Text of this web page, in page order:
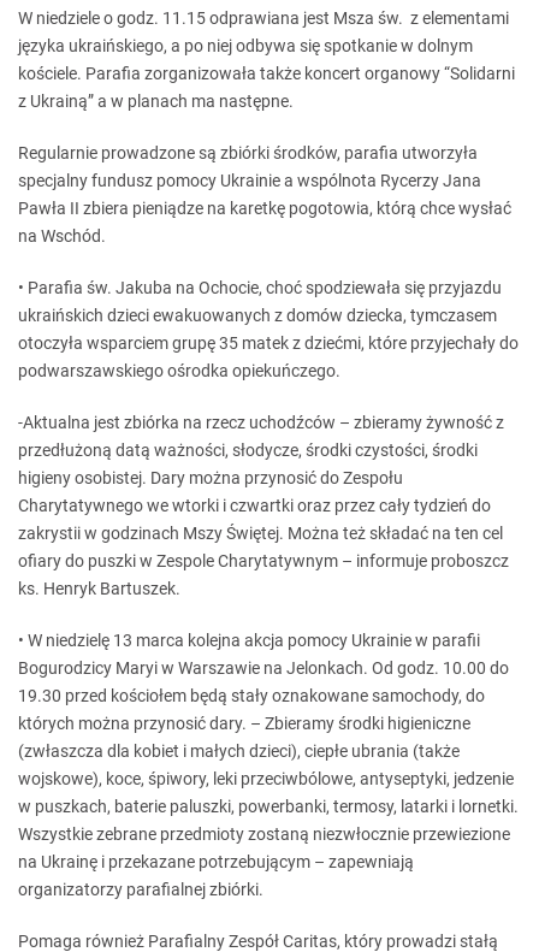
W niedziele o godz. 11.15 odprawiana jest Msza św. z elementami
języka ukraińskiego, a po niej odbywa się spotkanie w dolnym
kościele. Parafia zorganizowała także koncert organowy “Solidarni
z Ukrainą” a w planach ma następne.
Regularnie prowadzone są zbiórki środków, parafia utworzyła
specjalny fundusz pomocy Ukrainie a wspólnota Rycerzy Jana
Pawła II zbiera pieniądze na karetkę pogotowia, którą chce wysłać
na Wschód.
• Parafia św. Jakuba na Ochocie, choć spodziewała się przyjazdu
ukraińskich dzieci ewakuowanych z domów dziecka, tymczasem
otoczyła wsparciem grupę 35 matek z dziećmi, które przyjechały do
podwarszawskiego ośrodka opiekuńczego.
-Aktualna jest zbiórka na rzecz uchodźców – zbieramy żywność z
przedłużoną datą ważności, słodycze, środki czystości, środki
higieny osobistej. Dary można przynosić do Zespołu
Charytatywnego we wtorki i czwartki oraz przez cały tydzień do
zakrystii w godzinach Mszy Świętej. Można też składać na ten cel
ofiary do puszki w Zespole Charytatywnym – informuje proboszcz
ks. Henryk Bartuszek.
• W niedzielę 13 marca kolejna akcja pomocy Ukrainie w parafii
Bogurodzicy Maryi w Warszawie na Jelonkach. Od godz. 10.00 do
19.30 przed kościołem będą stały oznakowane samochody, do
których można przynosić dary. – Zbieramy środki higieniczne
(zwłaszcza dla kobiet i małych dzieci), ciepłe ubrania (także
wojskowe), koce, śpiwory, leki przeciwbólowe, antyseptyki, jedzenie
w puszkach, baterie paluszki, powerbanki, termosy, latarki i lornetki.
Wszystkie zebrane przedmioty zostaną niezwłocznie przewiezione
na Ukrainę i przekazane potrzebującym – zapewniają
organizatorzy parafialnej zbiórki.
Pomaga również Parafialny Zespół Caritas, który prowadzi stałą